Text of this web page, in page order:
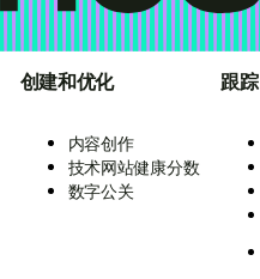
创建和优化
内容创作
技术网站健康分数
数字公关
跟踪